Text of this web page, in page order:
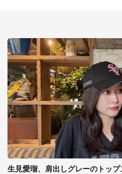
生見愛瑠、肩出しグレーのトッ